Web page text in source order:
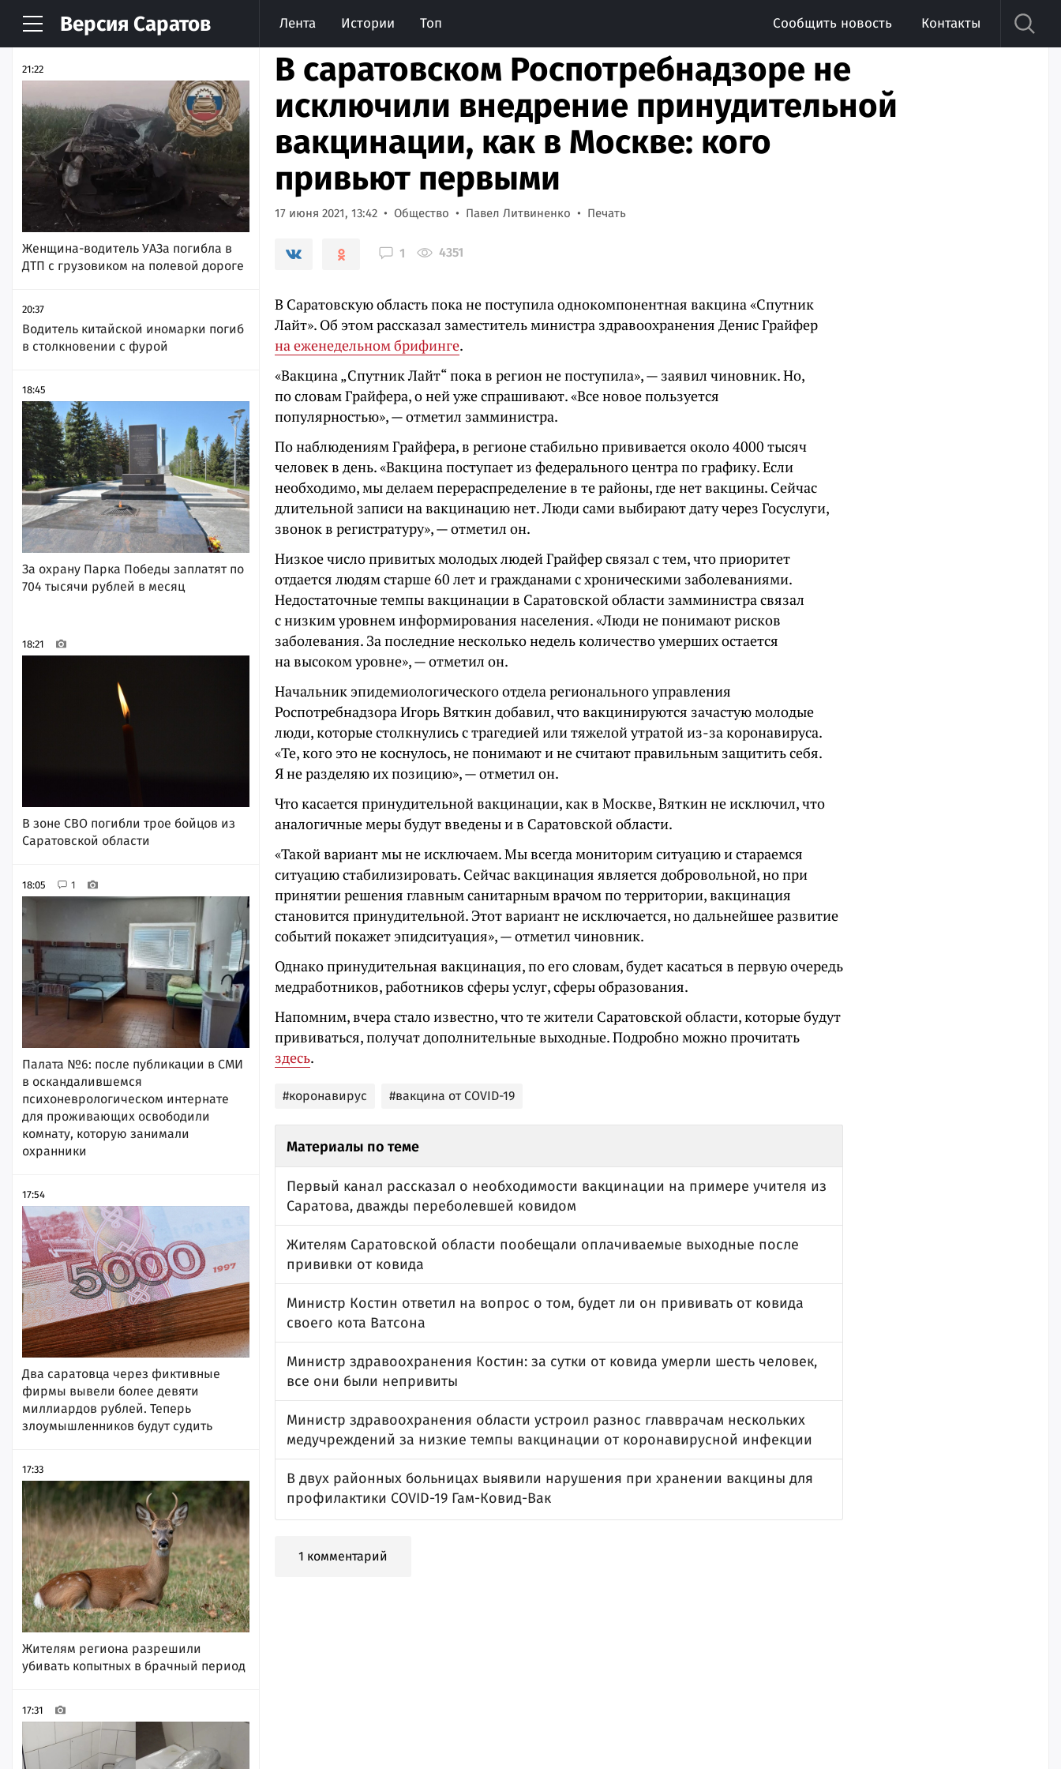
Версия Саратов Лента Истории Топ Сообщить новость Контакты
НОВОСТИ АРХИВ
21:22
Женщина-водитель УАЗа погибла в
ДТП с грузовиком на полевой дороге
20:37
Водитель китайской иномарки погиб
в столкновении с фурой
18:45
За охрану Парка Победы заплатят по
704 тысячи рублей в месяц
18:21
В зоне СВО погибли трое бойцов из
Саратовской области
18:05 1
Палата №6: после публикации в СМИ
в оскандалившемся
психоневрологическом интернате
для проживающих освободили
комнату, которую занимали
охранники
17:54
Два саратовца через фиктивные
фирмы вывели более девяти
миллиардов рублей. Теперь
злоумышленников будут судить
17:33
Жителям региона разрешили
убивать копытных в брачный период
17:31
В саратовском Роспотребнадзоре не
исключили внедрение принудительной
вакцинации, как в Москве: кого
привьют первыми
17 июня 2021, 13:42 Общество Павел Литвиненко Печать
1 4351
В Саратовскую область пока не поступила однокомпонентная вакцина «Спутник
Лайт». Об этом рассказал заместитель министра здравоохранения Денис Грайфер
на еженедельном брифинге.
«Вакцина „Спутник Лайт“ пока в регион не поступила», — заявил чиновник. Но,
по словам Грайфера, о ней уже спрашивают. «Все новое пользуется
популярностью», — отметил замминистра.
По наблюдениям Грайфера, в регионе стабильно прививается около 4000 тысяч
человек в день. «Вакцина поступает из федерального центра по графику. Если
необходимо, мы делаем перераспределение в те районы, где нет вакцины. Сейчас
длительной записи на вакцинацию нет. Люди сами выбирают дату через Госуслуги,
звонок в регистратуру», — отметил он.
Низкое число привитых молодых людей Грайфер связал с тем, что приоритет
отдается людям старше 60 лет и гражданами с хроническими заболеваниями.
Недостаточные темпы вакцинации в Саратовской области замминистра связал
с низким уровнем информирования населения. «Люди не понимают рисков
заболевания. За последние несколько недель количество умерших остается
на высоком уровне», — отметил он.
Начальник эпидемиологического отдела регионального управления
Роспотребнадзора Игорь Вяткин добавил, что вакцинируются зачастую молодые
люди, которые столкнулись с трагедией или тяжелой утратой из-за коронавируса.
«Те, кого это не коснулось, не понимают и не считают правильным защитить себя.
Я не разделяю их позицию», — отметил он.
Что касается принудительной вакцинации, как в Москве, Вяткин не исключил, что
аналогичные меры будут введены и в Саратовской области.
«Такой вариант мы не исключаем. Мы всегда мониторим ситуацию и стараемся
ситуацию стабилизировать. Сейчас вакцинация является добровольной, но при
принятии решения главным санитарным врачом по территории, вакцинация
становится принудительной. Этот вариант не исключается, но дальнейшее развитие
событий покажет эпидситуация», — отметил чиновник.
Однако принудительная вакцинация, по его словам, будет касаться в первую очередь
медработников, работников сферы услуг, сферы образования.
Напомним, вчера стало известно, что те жители Саратовской области, которые будут
прививаться, получат дополнительные выходные. Подробно можно прочитать
здесь.
#коронавирус #вакцина от COVID-19
Материалы по теме
Первый канал рассказал о необходимости вакцинации на примере учителя из
Саратова, дважды переболевшей ковидом
Жителям Саратовской области пообещали оплачиваемые выходные после
прививки от ковида
Министр Костин ответил на вопрос о том, будет ли он прививать от ковида
своего кота Ватсона
Министр здравоохранения Костин: за сутки от ковида умерли шесть человек,
все они были непривиты
Министр здравоохранения области устроил разнос главврачам нескольких
медучреждений за низкие темпы вакцинации от коронавирусной инфекции
В двух районных больницах выявили нарушения при хранении вакцины для
профилактики COVID-19 Гам-Ковид-Вак
1 комментарий